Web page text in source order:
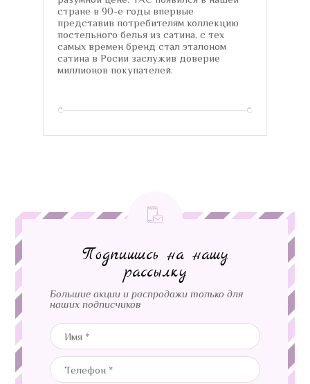
стране в 90-е годы впервые
представив потребителям коллекцию
постельного белья из сатина, с тех
самых времен бренд стал эталоном
сатина в Росии заслужив доверие
миллионов покупателей.
Подпишись на нашу
рассылку
Большие акции и распродажи только для
наших подписчиков